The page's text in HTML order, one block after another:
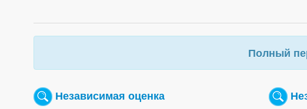
Полный
Независимая оценка